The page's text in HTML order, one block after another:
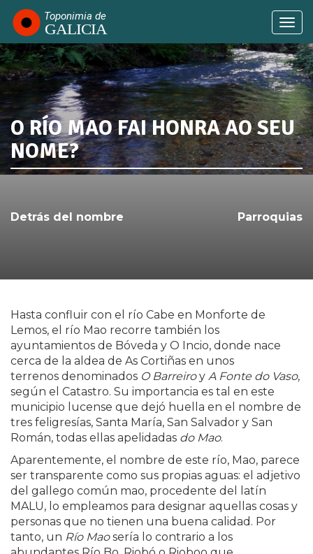
Pasar
contenido
principal
SABÍAS QUE...
O RÍO MAO FAI HONRA AO SEU
NOME?
Detrás del nombre Parroquias
Hasta confluir con el río Cabe en Monforte de
Lemos, el río Mao recorre también los
ayuntamientos de Bóveda y O Incio, donde nace
cerca de la aldea de As Cortiñas en unos
terrenos denominados O Barreiroy A Fonte do Vaso,
según el Catastro. Su importancia es tal en este
municipio lucense que dejó huella en el nombre de
tres feligresías, Santa María, San Salvador y San
Román, todas ellas apelidadas do Mao.
Aparentemente, el nombre de este río, Mao, parece
ser transparente como sus propias aguas: el adjetivo
del gallego común mao, procedente del latín
MALU, lo empleamos para designar aquellas cosas y
personas que no tienen una buena calidad. Por
tanto, un Río Maosería lo contrario a los